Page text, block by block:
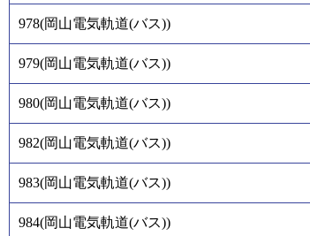
978(岡山電気軌道(バス))
979(岡山電気軌道(バス))
980(岡山電気軌道(バス))
982(岡山電気軌道(バス))
983(岡山電気軌道(バス))
984(岡山電気軌道(バス))